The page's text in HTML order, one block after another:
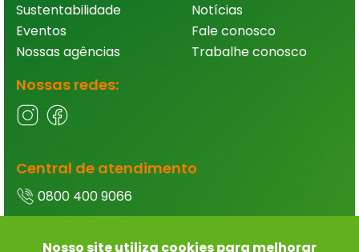
Sustentabilidade
Eventos
Nossas agências
Nossas redes:
Notícias
Fale conosco
Trabalhe conosco
Central de atendimento
0800 400 9066
Nosso site utiliza cookies para melhorar